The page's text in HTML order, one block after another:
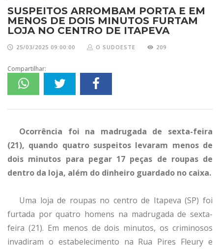
SUSPEITOS ARROMBAM PORTA E EM
MENOS DE DOIS MINUTOS FURTAM
LOJA NO CENTRO DE ITAPEVA
25/03/2025 09:00:00 O SUDOESTE 209
Compartilhar:
Ocorrência foi na madrugada de sexta-feira
(21), quando quatro suspeitos levaram menos de
dois minutos para pegar 17 peças de roupas de
dentro da loja, além do dinheiro guardado no caixa.
Uma loja de roupas no centro de Itapeva (SP) foi
furtada por quatro homens na madrugada de sexta-
feira (21). Em menos de dois minutos, os criminosos
invadiram o estabelecimento na Rua Pires Fleury e